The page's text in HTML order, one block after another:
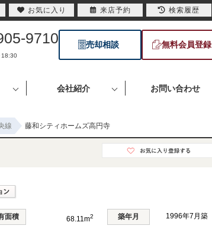
9710
18:30
売却相談 無料会員登録
会社紹介 お問い合わせ
線 藤和シティホームズ高円寺
面積 68.11m2 築年月 1996年7月築
お気に入り 来店予約 検索履歴